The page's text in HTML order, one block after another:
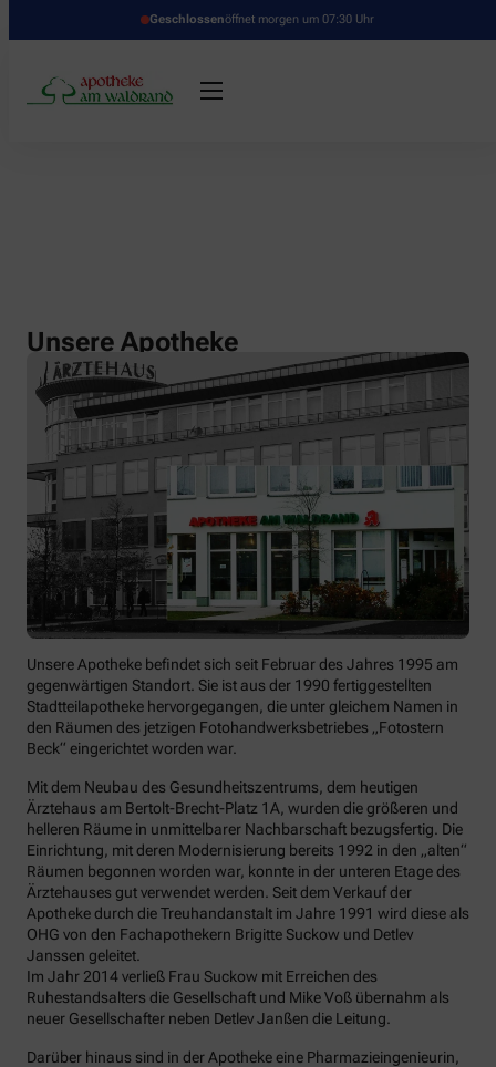
Geschlossenöffnet morgen um 07:30 Uhr
Unsere Apotheke
Unsere Apotheke befindet sich seit Februar des Jahres 1995 am
gegenwärtigen Standort. Sie ist aus der 1990 fertiggestellten
Stadtteilapotheke hervorgegangen, die unter gleichem Namen in
den Räumen des jetzigen Fotohandwerksbetriebes „Fotostern
Beck“ eingerichtet worden war.
Mit dem Neubau des Gesundheitszentrums, dem heutigen
Ärztehaus am Bertolt-Brecht-Platz 1A, wurden die größeren und
helleren Räume in unmittelbarer Nachbarschaft bezugsfertig. Die
Einrichtung, mit deren Modernisierung bereits 1992 in den „alten“
Räumen begonnen worden war, konnte in der unteren Etage des
Ärztehauses gut verwendet werden. Seit dem Verkauf der
Apotheke durch die Treuhandanstalt im Jahre 1991 wird diese als
OHG von den Fachapothekern Brigitte Suckow und Detlev
Janssen geleitet.
Im Jahr 2014 verließ Frau Suckow mit Erreichen des
Ruhestandsalters die Gesellschaft und Mike Voß übernahm als
neuer Gesellschafter neben Detlev Janßen die Leitung.
Darüber hinaus sind in der Apotheke eine Pharmazieingenieurin,